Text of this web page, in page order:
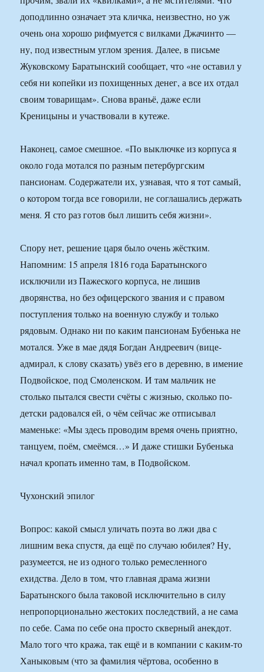
доподлинно означает эта кличка, неизвестно, но уж
очень она хорошо рифмуется с вилками Джачинто —
ну, под известным углом зрения. Далее, в письме
Жуковскому Баратынский сообщает, что «не оставил у
себя ни копейки из похищенных денег, а все их отдал
своим товарищам». Снова враньё, даже если
Креницыны и участвовали в кутеже.
Наконец, самое смешное. «По выключке из корпуса я
около года мотался по разным петербургским
пансионам. Содержатели их, узнавая, что я тот самый,
о котором тогда все говорили, не соглашались держать
меня. Я сто раз готов был лишить себя жизни».
Спору нет, решение царя было очень жёстким.
Напомним: 15 апреля 1816 года Баратынского
исключили из Пажеского корпуса, не лишив
дворянства, но без офицерского звания и с правом
поступления только на военную службу и только
рядовым. Однако ни по каким пансионам Бубенька не
мотался. Уже в мае дядя Богдан Андреевич (вице-
адмирал, к слову сказать) увёз его в деревню, в имение
Подвойское, под Смоленском. И там мальчик не
столько пытался свести счёты с жизнью, сколько по-
детски радовался ей, о чём сейчас же отписывал
маменьке: «Мы здесь проводим время очень приятно,
танцуем, поём, смеёмся…» И даже стишки Бубенька
начал кропать именно там, в Подвойском.
Чухонский эпилог
Вопрос: какой смысл уличать поэта во лжи два с
лишним века спустя, да ещё по случаю юбилея? Ну,
разумеется, не из одного только ремесленного
ехидства. Дело в том, что главная драма жизни
Баратынского была таковой исключительно в силу
непропорционально жестоких последствий, а не сама
по себе. Сама по себе она просто скверный анекдот.
Мало того что кража, так ещё и в компании с каким-то
Ханыковым (что за фамилия чёртова, особенно в